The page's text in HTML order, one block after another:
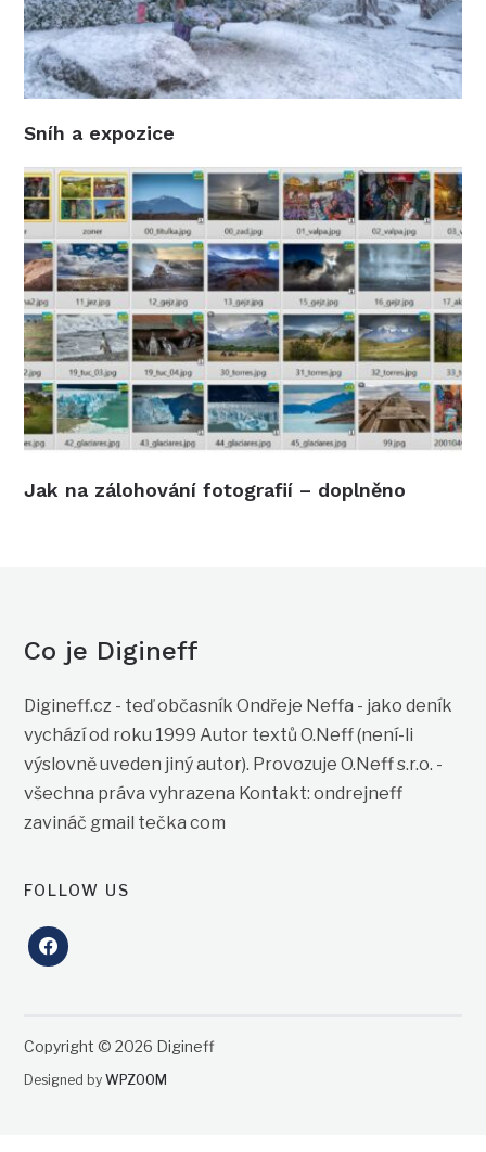
Sníh a expozice
Jak na zálohování fotografií – doplněno
Co je Digineff
Digineff.cz - teď občasník Ondřeje Neffa - jako deník
vychází od roku 1999 Autor textů O.Neff (není-li
výslovně uveden jiný autor). Provozuje O.Neff s.r.o. -
všechna práva vyhrazena Kontakt: ondrejneff
zavináč gmail tečka com
FOLLOW US
facebook
Copyright © 2026 Digineff
Designed byWPZOOM